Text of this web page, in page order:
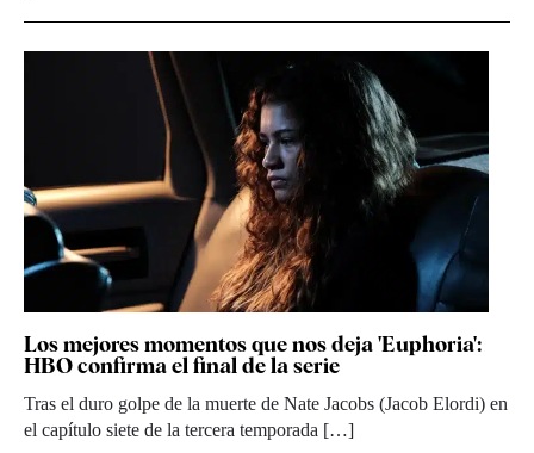
Los mejores momentos que nos deja 'Euphoria':
HBO confirma el final de la serie
Tras el duro golpe de la muerte de Nate Jacobs (Jacob Elordi) en
el capítulo siete de la tercera temporada […]